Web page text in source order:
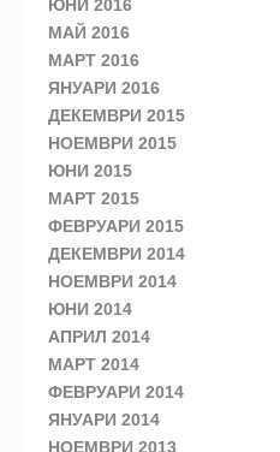
ЮНИ 2016
МАЙ 2016
МАРТ 2016
ЯНУАРИ 2016
ДЕКЕМВРИ 2015
НОЕМВРИ 2015
ЮНИ 2015
МАРТ 2015
ФЕВРУАРИ 2015
ДЕКЕМВРИ 2014
НОЕМВРИ 2014
ЮНИ 2014
АПРИЛ 2014
МАРТ 2014
ФЕВРУАРИ 2014
ЯНУАРИ 2014
НОЕМВРИ 2013